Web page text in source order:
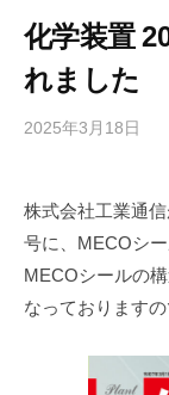
化学装置
れました
2025年3月18日
u
m
p
e
F
株式会社工業通
号に、MECOシ
MECOシールの
なっております